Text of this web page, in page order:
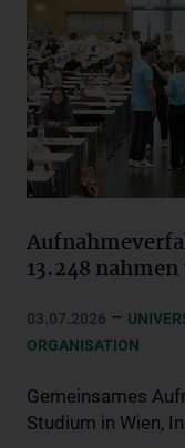
13.248
03.07.2026 –
ORGANISATION
Gemeinsames
Studium in Wien,